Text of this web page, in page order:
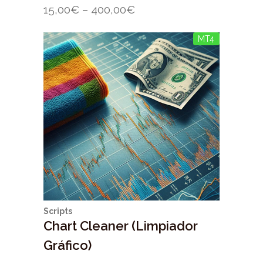
15,00€ – 400,00€
MT4
Scripts
Chart Cleaner (Limpiador
Gráfico)